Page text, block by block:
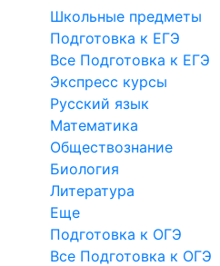
Школьные предметы
Подготовка к ЕГЭ
Все Подготовка к ЕГЭ
Экспресс курсы
Русский язык
Математика
Обществознание
Биология
Литература
Еще
Подготовка к ОГЭ
Все Подготовка к ОГЭ